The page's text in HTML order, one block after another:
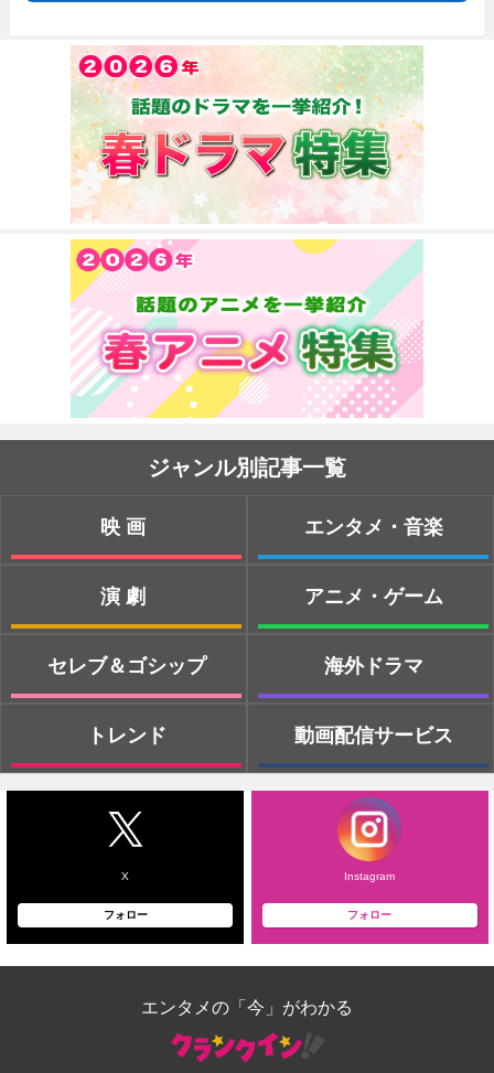
ジャンル別記事一覧
映画
演劇
セレブ＆ゴシップ
トレンド
エンタメ・音楽
アニメ・ゲーム
海外ドラマ
動画配信サービス
X
フォロー
Instagram
フォロー
エンタメの「今」がわかる